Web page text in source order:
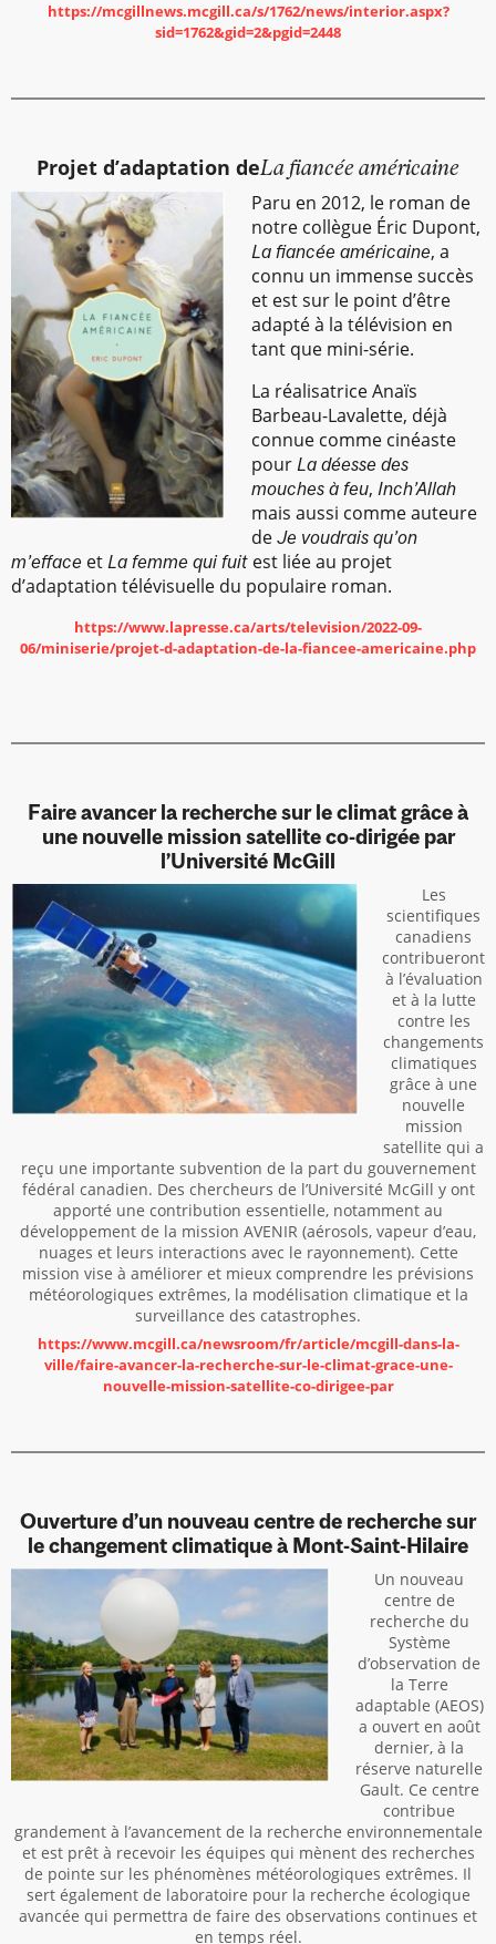
https://mcgillnews.mcgill.ca/s/1762/news/interior.aspx?
sid=1762&gid=2&pgid=2448
Projet d’adaptation deLa fiancée américaine
Paru en 2012, le roman de
notre collègue Éric Dupont,
La fiancée américaine, a
connu un immense succès
et est sur le point d’être
adapté à la télévision en
tant que mini-série.
La réalisatrice Anaïs
Barbeau-Lavalette, déjà
connue comme cinéaste
pour La déesse des
mouches à feu, Inch’Allah
mais aussi comme auteure
de Je voudrais qu’on
m’efface et La femme qui fuit est liée au projet
d’adaptation télévisuelle du populaire roman.
https://www.lapresse.ca/arts/television/2022-09-
06/miniserie/projet-d-adaptation-de-la-fiancee-americaine.php
Faire avancer la recherche sur le climat grâce à
une nouvelle mission satellite co-dirigée par
l’Université McGill
Les
scientifiques
canadiens
contribueront
à l’évaluation
et à la lutte
contre les
changements
climatiques
grâce à une
nouvelle
mission
satellite qui a
reçu une importante subvention de la part du gouvernement
fédéral canadien. Des chercheurs de l’Université McGill y ont
apporté une contribution essentielle, notamment au
développement de la mission AVENIR (aérosols, vapeur d’eau,
nuages et leurs interactions avec le rayonnement). Cette
mission vise à améliorer et mieux comprendre les prévisions
météorologiques extrêmes, la modélisation climatique et la
surveillance des catastrophes.
https://www.mcgill.ca/newsroom/fr/article/mcgill-dans-la-
ville/faire-avancer-la-recherche-sur-le-climat-grace-une-
nouvelle-mission-satellite-co-dirigee-par
Ouverture d’un nouveau centre de recherche sur
le changement climatique à Mont-Saint-Hilaire
Un nouveau
centre de
recherche du
Système
d’observation de
la Terre
adaptable (AEOS)
a ouvert en août
dernier, à la
réserve naturelle
Gault. Ce centre
contribue
grandement à l’avancement de la recherche environnementale
et est prêt à recevoir les équipes qui mènent des recherches
de pointe sur les phénomènes météorologiques extrêmes. Il
sert également de laboratoire pour la recherche écologique
avancée qui permettra de faire des observations continues et
en temps réel.